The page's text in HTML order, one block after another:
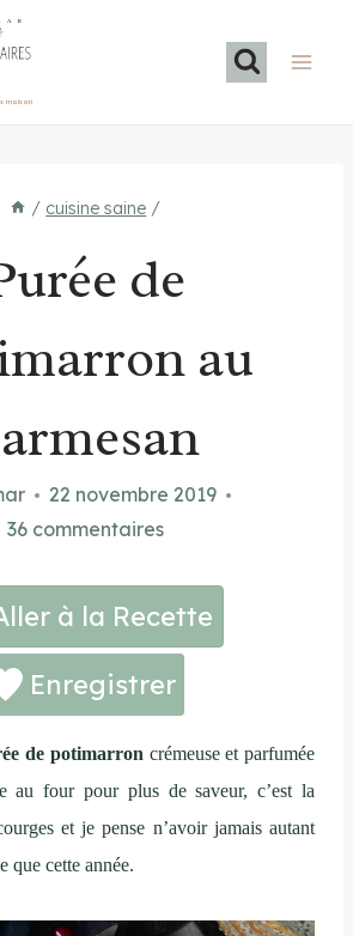
maison
/ cuisine saine /
de
au
22 novembre 2019
36 commentaires
à la Recette
Enregistrer
de potimarron crémeuse et parfumée
au four pour plus de saveur, c’est la
et je pense n’avoir jamais autant
que cette année.